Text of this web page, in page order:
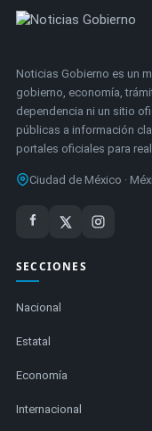
Noticias Gobierno es un
gobierno, economía,
dependencia ni un sitio
públicas a información
portales oficiales para
Ciudad de México ·
SECCIONES
Nacional
Estatal
Economía
Internacional